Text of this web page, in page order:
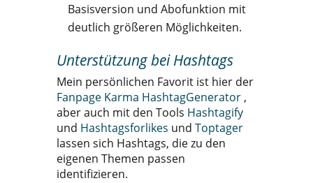
Basisversion und Abofunktion mit
deutlich größeren Möglichkeiten.
Unterstützung bei Hashtags
Mein persönlichen Favorit ist hier der
Fanpage Karma HashtagGenerator,
aber auch mit den Tools Hashtagify
und Hashtagsforlikes und Toptager
lassen sich Hashtags, die zu den
eigenen Themen passen
identifizieren.